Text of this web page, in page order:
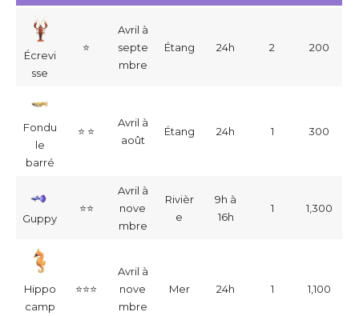
Écrevi
sse
⭐
Avril à
septe
mbre
Étang 24h 2 200
Fondu
le
barré
⭐ ⭐
Avril à
août
Étang 24h 1 300
Guppy
⭐⭐
Avril à
nove
mbre
Rivièr
e
9h à
16h
1 1,300
Hippo
camp
⭐⭐⭐
Avril à
nove
mbre
Mer 24h 1 1,100